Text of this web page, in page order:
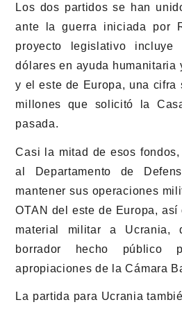
Los dos partidos se han
ante la guerra iniciada por
proyecto legislativo
dólares en ayuda humanitaria
y el este de Europa, una cifra
millones que solicitó la
pasada.
Casi la mitad de esos
al Departamento de
mantener sus operaciones
OTAN del este de Europa,
material militar a Ucrania,
borrador hecho
apropiaciones de la Cámara
La partida para Ucrania